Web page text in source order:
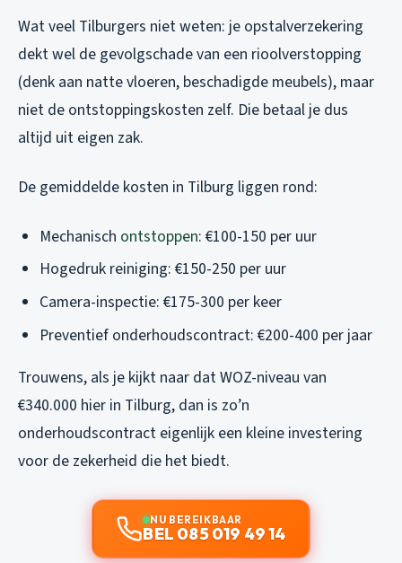
Wat veel Tilburgers niet weten: je opstalverzekering
dekt wel de gevolgschade van een rioolverstopping
(denk aan natte vloeren, beschadigde meubels), maar
niet de ontstoppingskosten zelf. Die betaal je dus
altijd uit eigen zak.
De gemiddelde kosten in Tilburg liggen rond:
Mechanisch ontstoppen: €100-150 per uur
Hogedruk reiniging: €150-250 per uur
Camera-inspectie: €175-300 per keer
Preventief onderhoudscontract: €200-400 per jaar
Trouwens, als je kijkt naar dat WOZ-niveau van
€340.000 hier in Tilburg, dan is zo’n
onderhoudscontract eigenlijk een kleine investering
voor de zekerheid die het biedt.
NU BEREIKBAAR
BEL 085 019 49 14